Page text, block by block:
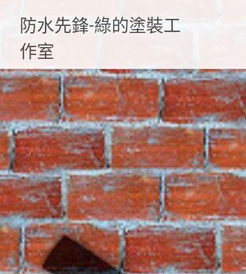
content
防水先鋒-綠的塗裝工
作室